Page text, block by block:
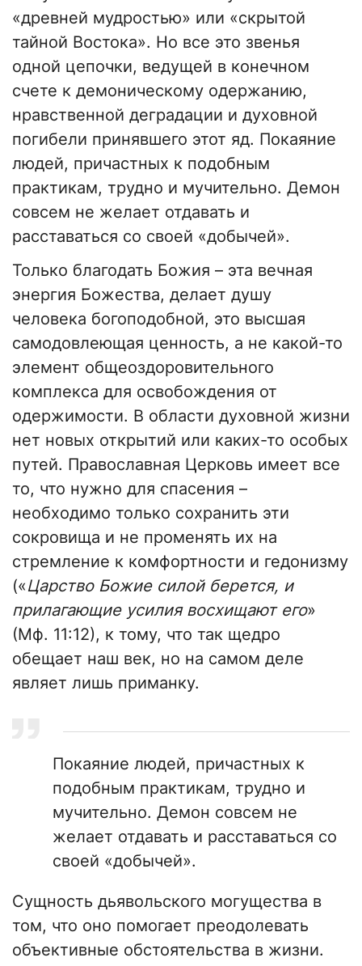
«древней мудростью» или «скрытой
тайной Востока». Но все это звенья
одной цепочки, ведущей в конечном
счете к демоническому одержанию,
нравственной деградации и духовной
погибели принявшего этот яд. Покаяние
людей, причастных к подобным
практикам, трудно и мучительно. Демон
совсем не желает отдавать и
расставаться со своей «добычей».
Только благодать Божия – эта вечная
энергия Божества, делает душу
человека богоподобной, это высшая
самодовлеющая ценность, а не какой-то
элемент общеоздоровительного
комплекса для освобождения от
одержимости. В области духовной жизни
нет новых открытий или каких-то особых
путей. Православная Церковь имеет все
то, что нужно для спасения –
необходимо только сохранить эти
сокровища и не променять их на
стремление к комфортности и гедонизму
(«Царство Божие силой берется, и
прилагающие усилия восхищают его»
(Мф. 11:12), к тому, что так щедро
обещает наш век, но на самом деле
являет лишь приманку.
Покаяние людей, причастных к
подобным практикам, трудно и
мучительно. Демон совсем не
желает отдавать и расставаться со
своей «добычей».
Сущность дьявольского могущества в
том, что оно помогает преодолевать
объективные обстоятельства в жизни.